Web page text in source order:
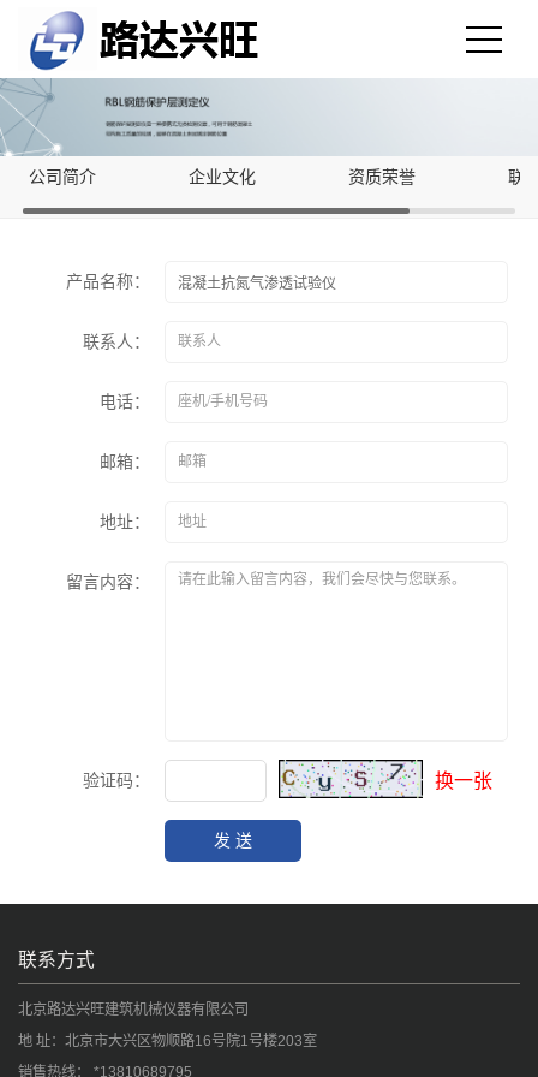
公司简介 企业文化 资质荣誉 联
产品名称：
联系人：
电话：
邮箱：
地址：
留言内容：
验证码： 换一张
联系方式
北京路达兴旺建筑机械仪器有限公司
地 址：北京市大兴区物顺路16号院1号楼203室
销售热线： *13810689795